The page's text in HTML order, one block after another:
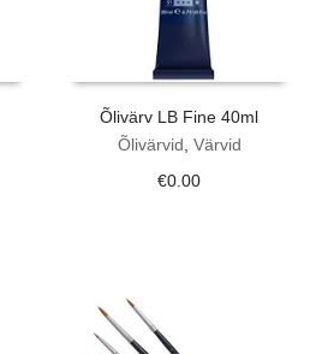
Õlivärv LB Fine 40ml
Õlivärvid Värvid
€0.00